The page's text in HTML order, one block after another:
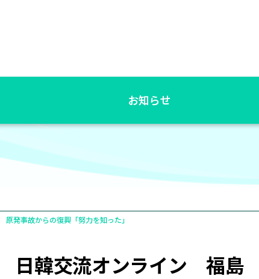
お知らせ
発事故からの復興「努力を知った」
日韓交流オンライン 福島